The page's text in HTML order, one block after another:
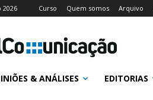
2026 Curso Quem somos Arquivo
& ANÁLISES EDITORIAS